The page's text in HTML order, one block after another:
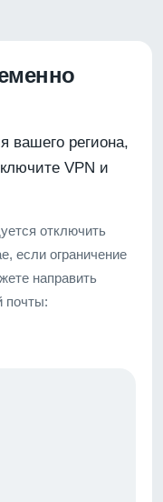
вашего региона,
VPN и
отключить
если ограничение
направить
почты: